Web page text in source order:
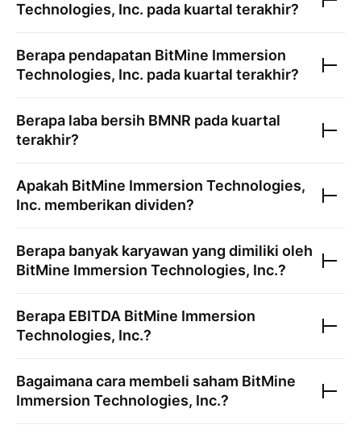
Technologies, Inc. pada kuartal terakhir?
Berapa pendapatan BitMine Immersion
Technologies, Inc. pada kuartal terakhir?
Berapa laba bersih BMNR pada kuartal
terakhir?
Apakah BitMine Immersion Technologies,
Inc. memberikan dividen?
Berapa banyak karyawan yang dimiliki oleh
BitMine Immersion Technologies, Inc.?
Berapa EBITDA BitMine Immersion
Technologies, Inc.?
Bagaimana cara membeli saham BitMine
Immersion Technologies, Inc.?